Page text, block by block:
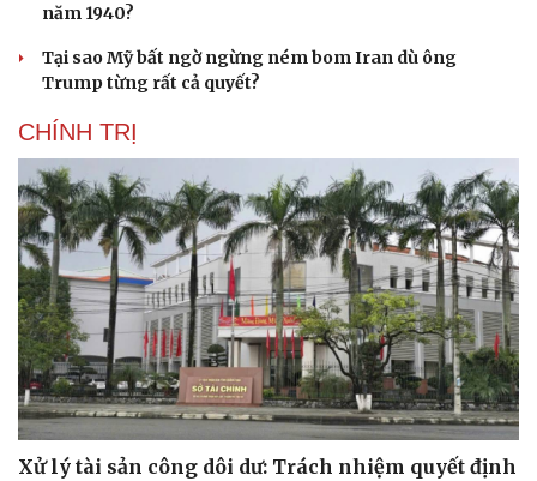
Cải chính
năm 1940?
Tại sao Mỹ bất ngờ ngừng ném bom Iran dù ông
Trump từng rất cả quyết?
CHÍNH TRỊ
Xử lý tài sản công dôi dư: Trách nhiệm quyết định